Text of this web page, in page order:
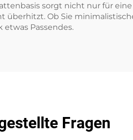
sorgt nicht nur für
überhitzt. Ob Sie
Passendes.
Fragen